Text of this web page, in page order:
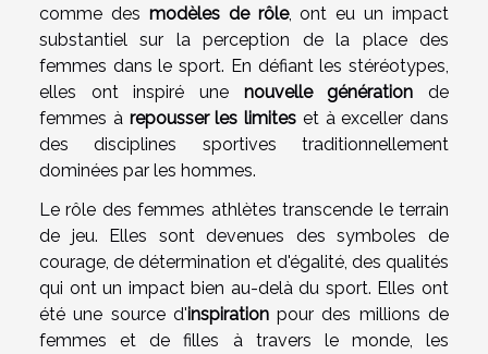
comme des modèles de rôle, ont eu un impact
substantiel sur la perception de la place des
femmes dans le sport. En défiant les stéréotypes,
elles ont inspiré une nouvelle génération de
femmes à repousser les limites et à exceller dans
des disciplines sportives traditionnellement
dominées par les hommes.
Le rôle des femmes athlètes transcende le terrain
de jeu. Elles sont devenues des symboles de
courage, de détermination et d'égalité, des qualités
qui ont un impact bien au-delà du sport. Elles ont
été une source d'inspirationpour des millions de
femmes et de filles à travers le monde, les